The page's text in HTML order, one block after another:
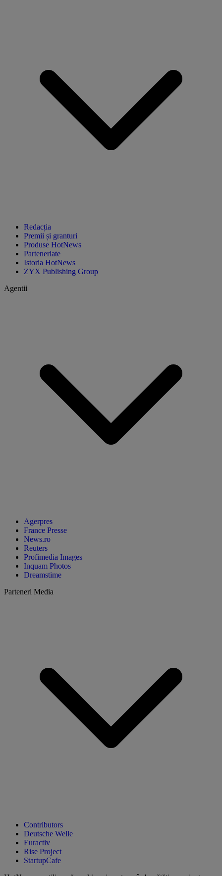
Redacția
Premii și granturi
Produse HotNews
Parteneriate
Istoria HotNews
ZYX Publishing Group
Agentii
Agerpres
France Presse
News.ro
Reuters
Profimedia Images
Inquam Photos
Dreamstime
Parteneri Media
Contributors
Deutsche Welle
Euractiv
Rise Project
StartupCafe